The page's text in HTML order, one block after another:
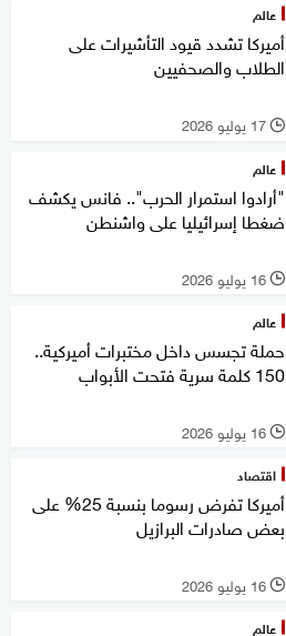
عالم
أميركا تشدد قيود التأشيرات على
الطلاب والصحفيين
l 17 يوليو 2026
عالم
"أرادوا استمرار الحرب".. فانس يكشف
ضغطا إسرائيليا على واشنطن
l 16 يوليو 2026
عالم
حملة تجسس داخل مختبرات أميركية..
150 كلمة سرية فتحت الأبواب
l 16 يوليو 2026
اقتصاد
أميركا تفرض رسوما بنسبة 25% على
بعض صادرات البرازيل
l 16 يوليو 2026
عالم